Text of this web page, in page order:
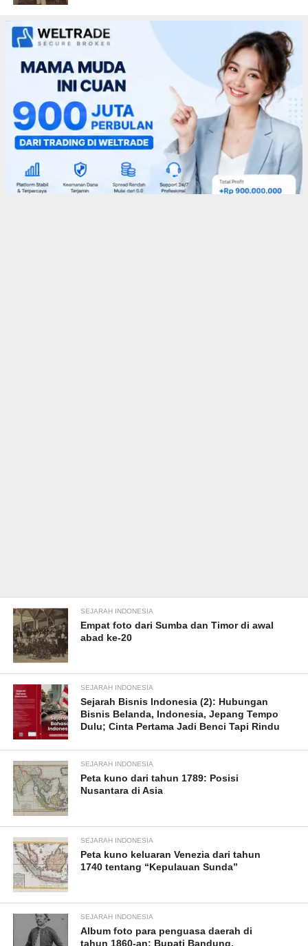
SEJARAH INDONESIA
Empat foto dari Sumba dan Timor di awal
abad ke-20
SEJARAH INDONESIA
Sejarah Bisnis Indonesia (2): Hubungan
Bisnis Belanda, Indonesia, Jepang Tempo
Dulu; Cinta Pertama Jadi Benci Tapi Rindu
SEJARAH INDONESIA
Peta kuno dari tahun 1789: Posisi
Nusantara di Asia
SEJARAH INDONESIA
Peta kuno keluaran Venezia dari tahun
1740 tentang “Kepulauan Sunda”
SEJARAH INDONESIA
Album foto para penguasa daerah di
tahun 1860-an: Bupati Bandung,